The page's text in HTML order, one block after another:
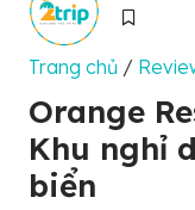
Trang chủ /
Orange
Khu nghỉ
biển